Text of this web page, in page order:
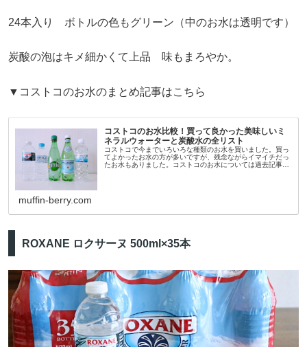
24本入り ボトルの色もグリーン（中のお水は透明です）
炭酸の泡はキメ細かくて上品 味もまろやか。
▼コストコのお水のまとめ記事はこちら
コストコのお水比較！買って良かった美味しいミ
ネラルウォーターと炭酸水の全リスト
コストコで今までいろいろな種類のお水を買いました。買っ
てよかったお水の方が多いですが、残念ながらイマイチだっ
たお水もありました。コストコのお水については過去記事の
muffin-berry.com
ROXANE ロクサーヌ 500ml×35本